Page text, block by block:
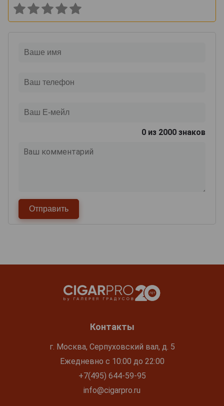
0 из 2000 знаков
Контакты
г. Москва, Серпуховский вал, д. 5
Ежедневно с 10:00 до 22:00
+7(495) 644-59-95
info@cigarpro.ru